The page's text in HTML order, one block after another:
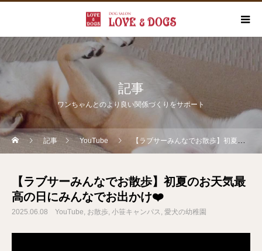
記事
ワンちゃんとのより良い関係づくりをサポート
記事 YouTube 【ラブサーみんなでお散歩】初夏のお天気最高の日にみんなでお出かけ❤️
【ラブサーみんなでお散歩】初夏のお天気最
高の日にみんなでお出かけ❤️
2025.06.08 YouTube お散歩 小笹キャンパス 愛犬の幼稚園